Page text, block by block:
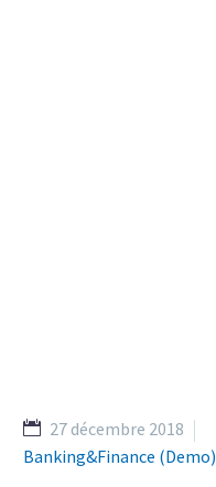
27 décembre 2018
Banking&Finance (Demo)